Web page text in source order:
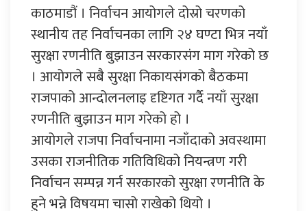
काठमाडौं । निर्वाचन आयोगले दोस्रो चरणको
स्थानीय तह निर्वाचनका लागि २४ घण्टा भित्र नयाँ
सुरक्षा रणनीति बुझाउन सरकारसंग माग गरेको छ
। आयोगले सबै सुरक्षा निकायसंगको बैठकमा
राजपाको आन्दोलनलाइ दृष्टिगत गर्दै नयाँ सुरक्षा
रणनीति बुझाउन माग गरेको हो ।
आयोगले राजपा निर्वाचनामा नजाँदाको अवस्थामा
उसका राजनीतिक गतिविधिको नियन्त्रण गरी
निर्वाचन सम्पन्न गर्न सरकारको सुरक्षा रणनीति के
हुने भन्ने विषयमा चासो राखेको थियो ।